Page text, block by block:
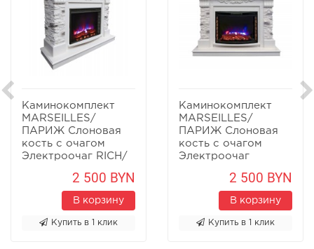
Каминокомплект
MARSEILLES/
ПАРИЖ Слоновая
кость с очагом
Электроочаг RICH/
2 500 BYN
В корзину
Купить в 1 клик
Каминокомплект
MARSEILLES/
ПАРИЖ Слоновая
кость с очагом
Электроочаг
2 500 BYN
В корзину
Купить в 1 клик